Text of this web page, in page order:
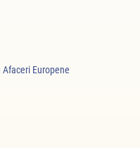
Europene